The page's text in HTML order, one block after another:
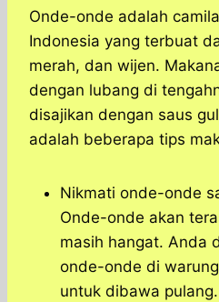
Onde-onde adalah
Indonesia yang terbuat
merah, dan wijen.
dengan lubang di
disajikan dengan saus
adalah beberapa tips
Nikmati onde-onde
Onde-onde akan
masih hangat. Anda
onde-onde di
untuk dibawa pulang.